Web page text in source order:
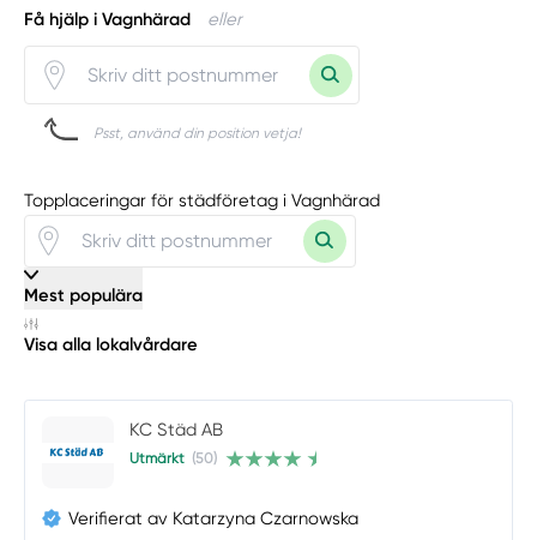
Få hjälp i Vagnhärad eller
Psst, använd din position vetja!
Topplaceringar för städföretag i Vagnhärad
Mest populära
Visa alla lokalvårdare
KC Städ AB
Utmärkt (50)
Verifierat av Katarzyna Czarnowska